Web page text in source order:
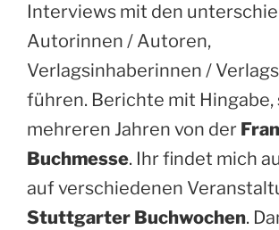
Interviews mit den
Autorinnen / Autoren,
Verlagsinhaberinnen /
führen. Berichte mit Hingabe,
mehreren Jahren von der
Buchmesse. Ihr findet mich
auf verschiedenen
Stuttgarter Buchwochen.